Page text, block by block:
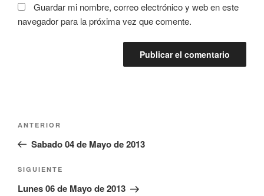
Guardar mi nombre, correo electrónico y web en este
navegador para la próxima vez que comente.
entradas
Entrada
anterior:
ANTERIOR
Sabado 04 de Mayo de 2013
Siguiente
entrada
SIGUIENTE
Lunes 06 de Mayo de 2013